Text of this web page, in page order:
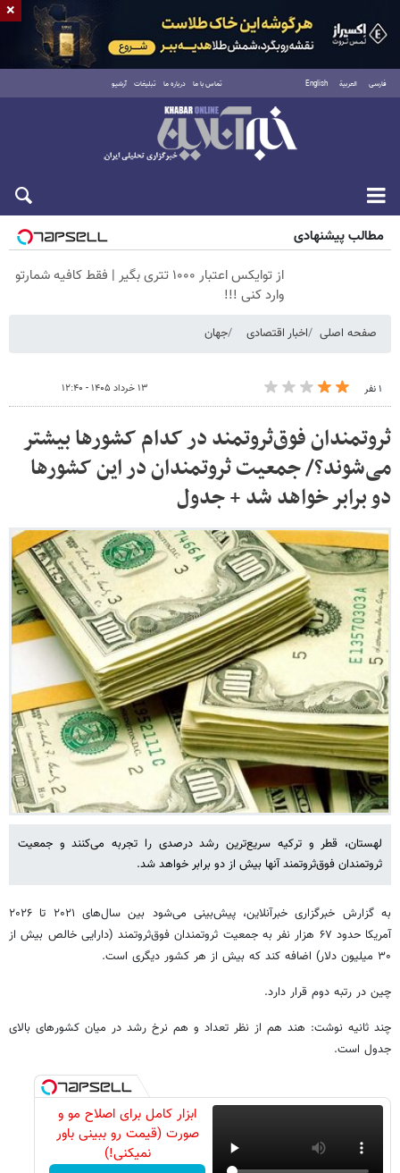
فارسی العربية English تماس با ما درباره ما تبلیغات آرشیو
پنجشنبه ۱۵ مرداد ۱۴۰۵
مطالب پیشنهادی
از توایکس اعتبار ۱۰۰۰ تتری بگیر | فقط کافیه شمارتو
وارد کنی !!!
صفحه اصلی اخبار اقتصادی جهان
۱ نفر ۱۳ خرداد ۱۴۰۵ - ۱۲:۴۰
ثروتمندان فوق‌ثروتمند در کدام کشورها بیشتر
می‌شوند؟/ جمعیت ثروتمندان در این کشورها
دو برابر خواهد شد + جدول
لهستان، قطر و ترکیه سریع‌ترین رشد درصدی را تجربه می‌کنند و جمعیت
ثروتمندان فوق‌ثروتمند آنها بیش از دو برابر خواهد شد.
به گزارش خبرگزاری خبرآنلاین، پیش‌بینی می‌شود بین سال‌های ۲۰۲۱ تا ۲۰۲۶
آمریکا حدود ۶۷ هزار نفر به جمعیت ثروتمندان فوق‌ثروتمند (دارایی خالص بیش از
۳۰ میلیون دلار) اضافه کند که بیش از هر کشور دیگری است.
چین در رتبه دوم قرار دارد.
چند ثانیه نوشت: هند هم از نظر تعداد و هم نرخ رشد در میان کشورهای بالای
جدول است.
ابزار کامل برای اصلاح مو و
صورت (قیمت رو ببینی باور
نمیکنی!)
×